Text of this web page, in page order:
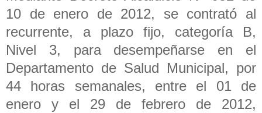
10 de enero de 2012, se contrató al
recurrente, a plazo fijo, categoría B,
Nivel 3, para desempeñarse en el
Departamento de Salud Municipal, por
44 horas semanales, entre el 01 de
enero y el 29 de febrero de 2012,